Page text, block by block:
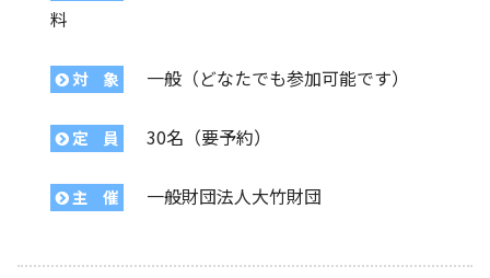
料
対 象 一般（どなたでも参加可能です）
定 員 30名（要予約）
主 催 一般財団法人大竹財団